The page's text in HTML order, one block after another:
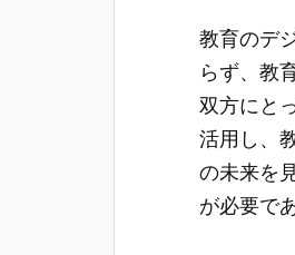
教育のデ
らず、教
双方にと
活用し、
の未来を
が必要で